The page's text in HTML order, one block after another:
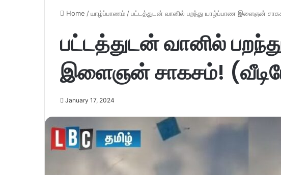
Home /யாழ்ப்பாணம் /பட்டத்துடன் வானில் பறந்து யாழ்ப்பாண இளைஞன்
பட்டத்துடன் வானில்
இளைஞன் சாகசம்!
January 17, 2024